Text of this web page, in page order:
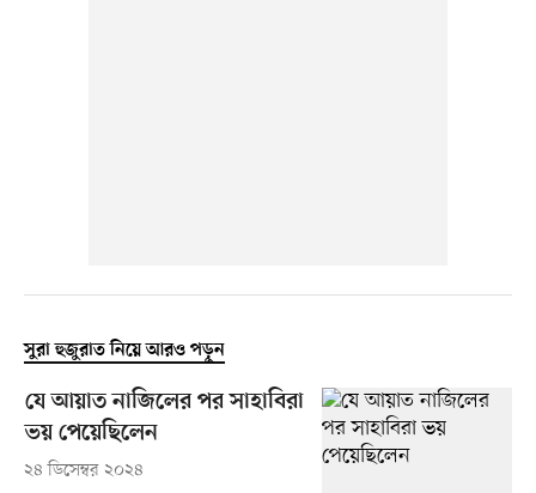
সুরা হুজুরাত নিয়ে আরও পড়ুন
যে আয়াত নাজিলের পর সাহাবিরা
ভয় পেয়েছিলেন
২৪ ডিসেম্বর ২০২৪